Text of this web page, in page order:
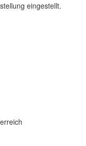
eingestellt.